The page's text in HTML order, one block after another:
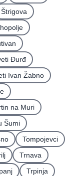
Štrigova
Ðurđ
Ivan Žabno
na Muri
Šumi
Tompojevci
Trnava
Trpinja